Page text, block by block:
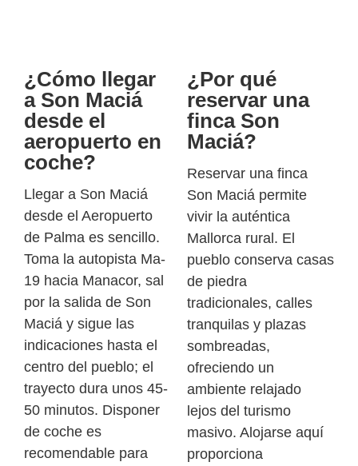
¿Cómo llegar
a Son Maciá
desde el
aeropuerto en
coche?
Llegar a Son Maciá
desde el Aeropuerto
de Palma es sencillo.
Toma la autopista Ma-
19 hacia Manacor, sal
por la salida de Son
Maciá y sigue las
indicaciones hasta el
centro del pueblo; el
trayecto dura unos 45-
50 minutos. Disponer
de coche es
recomendable para
¿Por qué
reservar una
finca Son
Maciá?
Reservar una finca
Son Maciá permite
vivir la auténtica
Mallorca rural. El
pueblo conserva casas
de piedra
tradicionales, calles
tranquilas y plazas
sombreadas,
ofreciendo un
ambiente relajado
lejos del turismo
masivo. Alojarse aquí
proporciona